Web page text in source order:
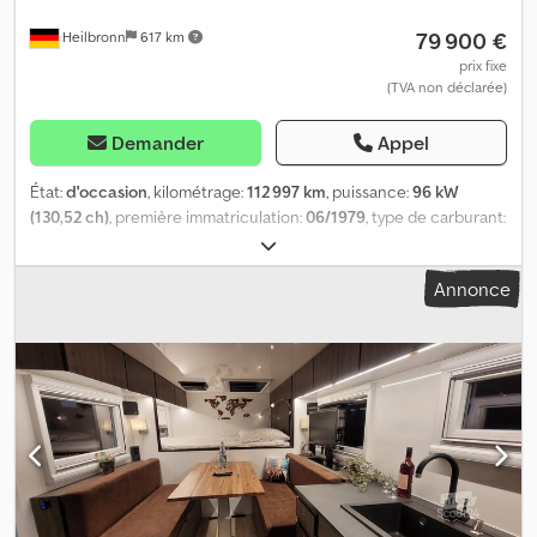
Heilbronn 617 km 79 900 €
prix fixe
(TVA non déclarée)
Demander Appel
État:d'occasion, kilométrage:112 997 km, puissance:96 kW
(130,52 ch) , première immatriculation:06/1979 , type de carburant:
, configuration d'essieux:
couleur:blanc, type d'engrenage:mécanique, suspension:autre,
, Équipement:
bains, transmission intégrale, Lit fixe, lits superposés, douche
séparée, groupe de sièges central, véhicule ancien, radio,
direction assistée, contrôle technique et antipollution neufs,
U1300 avec homologation de collection (carte grise H), boîte de
vitesses manuelle, diesel, transmission intégrale, réservoirs gasoil
4x 125 L + 70 L pour chauffage stationnaire (tous réservoirs
commutables individuellement), chauffage stationnaire à
télécommande (installation 2020), direction assistée, régulateur
Annonce